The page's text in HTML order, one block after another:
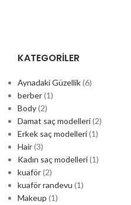
KATEGORILER
Aynadaki Güzellik(6)
berber(1)
Body(2)
Damat saç modelleri(2)
Erkek saç modelleri(1)
Hair(3)
Kadın saç modelleri(1)
kuaför(2)
kuaför randevu (1)
Makeup (1)